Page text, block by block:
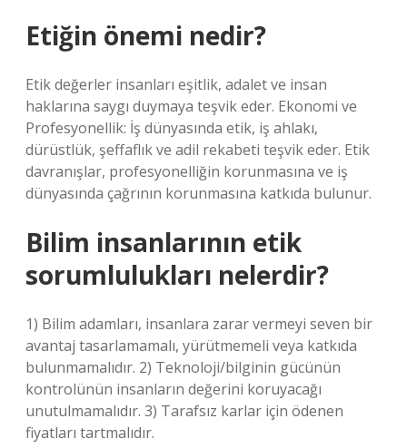
Etiğin önemi nedir?
Etik değerler insanları eşitlik, adalet ve insan
haklarına saygı duymaya teşvik eder. Ekonomi ve
Profesyonellik: İş dünyasında etik, iş ahlakı,
dürüstlük, şeffaflık ve adil rekabeti teşvik eder. Etik
davranışlar, profesyonelliğin korunmasına ve iş
dünyasında çağrının korunmasına katkıda bulunur.
Bilim insanlarının etik
sorumlulukları nelerdir?
1) Bilim adamları, insanlara zarar vermeyi seven bir
avantaj tasarlamamalı, yürütmemeli veya katkıda
bulunmamalıdır. 2) Teknoloji/bilginin gücünün
kontrolünün insanların değerini koruyacağı
unutulmamalıdır. 3) Tarafsız karlar için ödenen
fiyatları tartmalıdır.